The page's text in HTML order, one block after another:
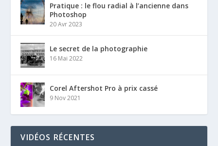
Pratique : le flou radial à l’ancienne dans
Photoshop
20 Avr 2023
Le secret de la photographie
16 Mai 2022
Corel Aftershot Pro à prix cassé
9 Nov 2021
VIDÉOS RÉCENTES